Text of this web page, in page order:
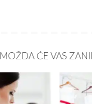
MOŽDA ĆE VAS